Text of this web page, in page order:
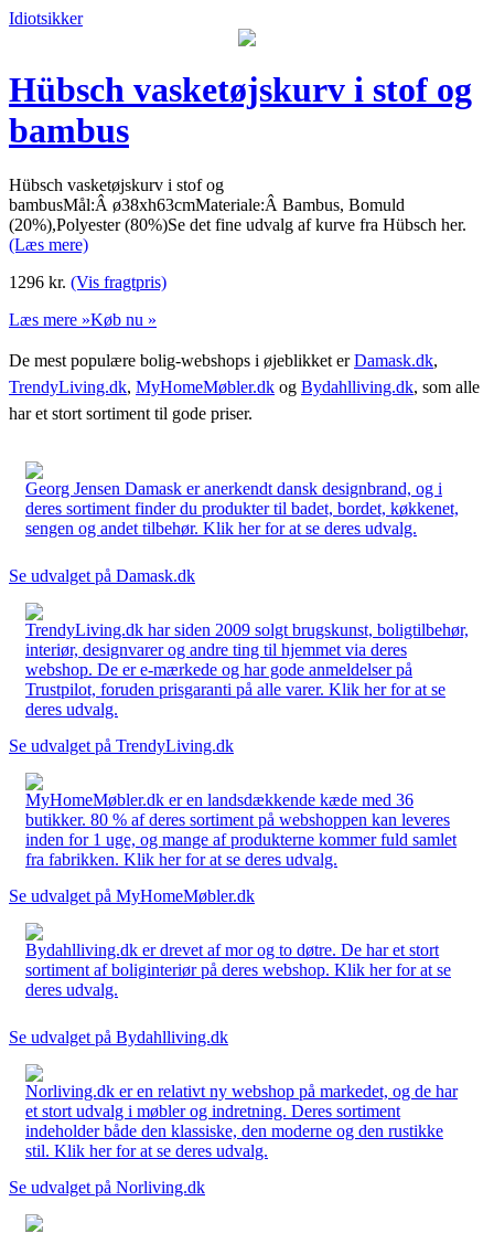
Idiotsikker
Hübsch vasketøjskurv i stof og
bambus
Hübsch vasketøjskurv i stof og
bambusMål:Â ø38xh63cmMateriale:Â Bambus, Bomuld
(20%),Polyester (80%)Se det fine udvalg af kurve fra Hübsch her.
(Læs mere)
1296 kr. (Vis fragtpris)
Læs mere »Køb nu »
De mest populære bolig-webshops i øjeblikket erDamask.dk,
TrendyLiving.dk, MyHomeMøbler.dk og Bydahlliving.dk, som alle
har et stort sortiment til gode priser.
Georg Jensen Damask er anerkendt dansk designbrand, og i
deres sortiment finder du produkter til badet, bordet, køkkenet,
sengen og andet tilbehør. Klik her for at se deres udvalg.
Se udvalget på Damask.dk
TrendyLiving.dk har siden 2009 solgt brugskunst, boligtilbehør,
interiør, designvarer og andre ting til hjemmet via deres
webshop. De er e-mærkede og har gode anmeldelser på
Trustpilot, foruden prisgaranti på alle varer. Klik her for at se
deres udvalg.
Se udvalget på TrendyLiving.dk
MyHomeMøbler.dk er en landsdækkende kæde med 36
butikker. 80 % af deres sortiment på webshoppen kan leveres
inden for 1 uge, og mange af produkterne kommer fuld samlet
fra fabrikken. Klik her for at se deres udvalg.
Se udvalget på MyHomeMøbler.dk
Bydahlliving.dk er drevet af mor og to døtre. De har et stort
sortiment af boliginteriør på deres webshop. Klik her for at se
deres udvalg.
Se udvalget på Bydahlliving.dk
Norliving.dk er en relativt ny webshop på markedet, og de har
et stort udvalg i møbler og indretning. Deres sortiment
indeholder både den klassiske, den moderne og den rustikke
stil. Klik her for at se deres udvalg.
Se udvalget på Norliving.dk